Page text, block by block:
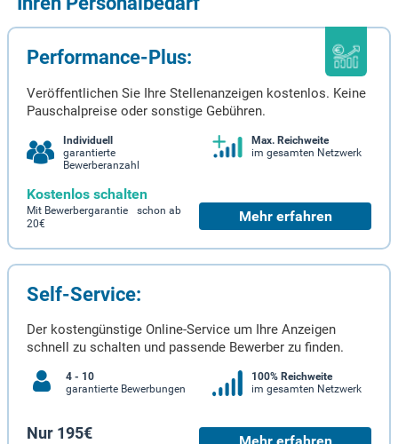
Performance-Plus:
Veröffentlichen Sie Ihre Stellenanzeigen kostenlos. Keine
Pauschalpreise oder sonstige Gebühren.
Individuell
garantierte
Bewerberanzahl
Max. Reichweite
im gesamten Netzwerk
Kostenlos schalten
Mit Bewerbergarantie schon ab
20€
Mehr erfahren
Self-Service:
Der kostengünstige Online-Service um Ihre Anzeigen
schnell zu schalten und passende Bewerber zu finden.
4 - 10
garantierte Bewerbungen
100% Reichweite
im gesamten Netzwerk
Nur 195€